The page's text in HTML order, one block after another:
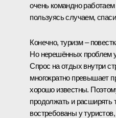
очень командно
пользуясь случаем,
Конечно, туризм –
Но нерешённых проблем
Спрос на отдых внутри
многократно превышает
хорошо известны.
продолжать и расширять
востребованы у